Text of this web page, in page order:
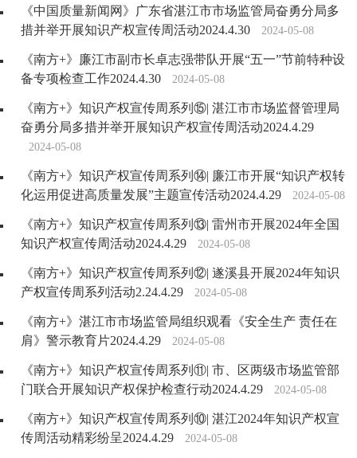
《中国质量新闻网》广东省湛江市市场监管局奋勇分局多
措并举开展知识产权宣传周活动2024.4.30
2024-05-08
《南方+》廉江市副市长卓志强带队开展“五一”节前特种设
备专项检查工作2024.4.30
2024-05-08
《南方+》知识产权宣传周系列⑮| 湛江市市场监督管理局
奋勇分局多措并举开展知识产权宣传周活动2024.4.29
2024-05-08
《南方+》知识产权宣传周系列⑭| 廉江市开展“知识产权转
化运用促进高质量发展”主题宣传活动2024.4.29
2024-05-08
《南方+》知识产权宣传周系列⑬| 雷州市开展2024年全国
知识产权宣传周活动2024.4.29
2024-05-08
《南方+》知识产权宣传周系列⑫| 遂溪县开展2024年知识
产权宣传周系列活动2.24.4.29
2024-05-08
《南方+》湛江市市场监管局组织观看《安全生产 责任在
肩》警示教育片2024.4.29
2024-05-08
《南方+》知识产权宣传周系列⑪| 市、区两级市场监管部
门联合开展知识产权保护检查行动2024.4.29
2024-05-08
《南方+》知识产权宣传周系列⑩| 湛江2024年知识产权宣
传周活动精彩纷呈2024.4.29
2024-05-08